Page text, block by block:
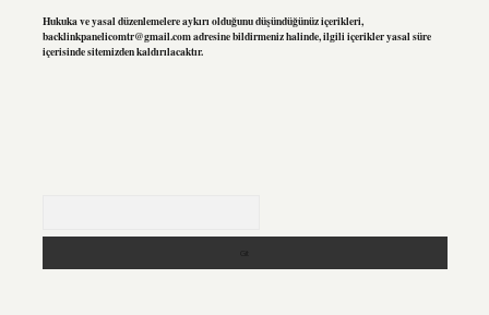
Hukuka ve yasal düzenlemelere aykırı olduğunu düşündüğünüz içerikleri,
backlinkpanelicomtr@gmail.comadresine bildirmeniz halinde, ilgili içerikler yasal süre
içerisinde sitemizden kaldırılacaktır.